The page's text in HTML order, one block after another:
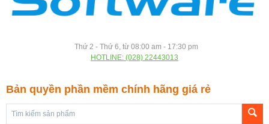
Thứ 2 - Thứ 6, từ 08:00 am - 17:30 pm
HOTLINE: (028) 22443013
Bản quyền phần mềm chính hãng giá rẻ